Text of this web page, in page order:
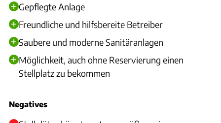
Gepflegte Anlage
Freundliche und hilfsbereite Betreiber
Saubere und moderne Sanitäranlagen
Möglichkeit, auch ohne Reservierung einen
Stellplatz zu bekommen
Negatives